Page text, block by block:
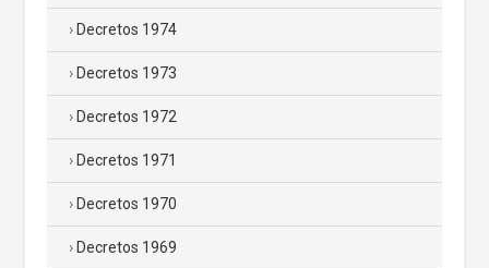
Decretos 1974
Decretos 1973
Decretos 1972
Decretos 1971
Decretos 1970
Decretos 1969